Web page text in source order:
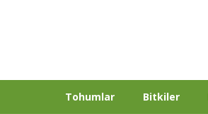
Tohumlar Bitkiler